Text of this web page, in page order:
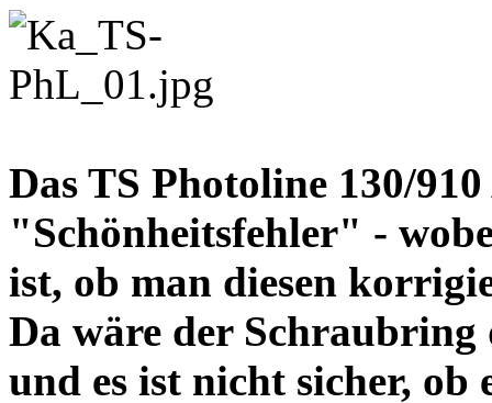
Das TS Photoline 130/
"Schönheitsfehler" -
ist, ob man diesen
Da wäre der
und es ist nicht sicher,